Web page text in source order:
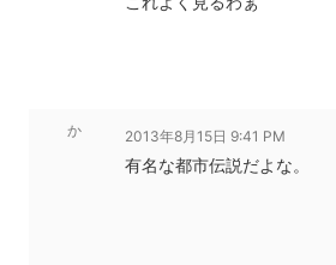
か 2013年8月15日 9:41 PM
有名な都市伝説だよな。